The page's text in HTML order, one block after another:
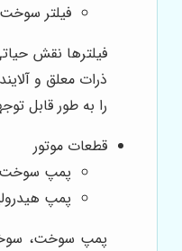
فیلتر سوخت
فیلترها نقش
ذرات معلق و
را به طور قابل
قطعات موتور
پمپ سوخت
پمپ
پمپ سوخت،